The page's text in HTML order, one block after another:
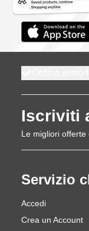
Iscriviti
Le migliori offerte
Servizio
Accedi
Crea un Account